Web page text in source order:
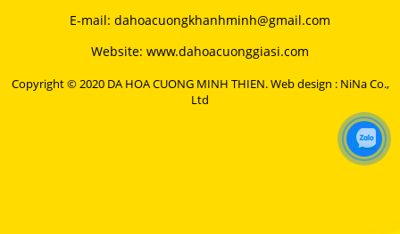
E-mail: dahoacuongkhanhminh@gmail.com
Website: www.dahoacuonggiasi.com
Copyright © 2020 DA HOA CUONG MINH THIEN. Web design : NiNa Co.,
Ltd